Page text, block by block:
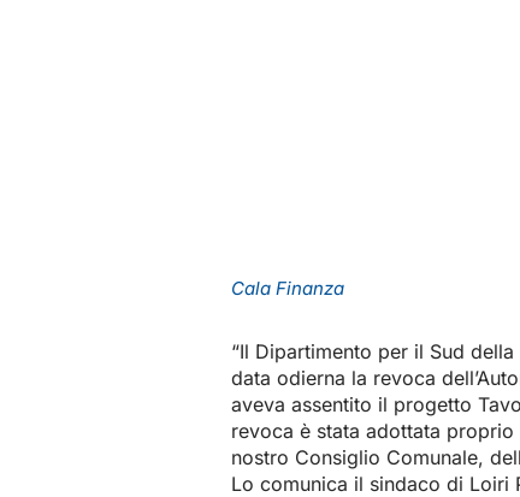
Cala Finanza
“Il Dipartimento per il Sud
data odierna la revoca
aveva assentito il progetto
revoca è stata adottata
nostro Consiglio Comunale,
Lo comunica il sindaco di Loiri